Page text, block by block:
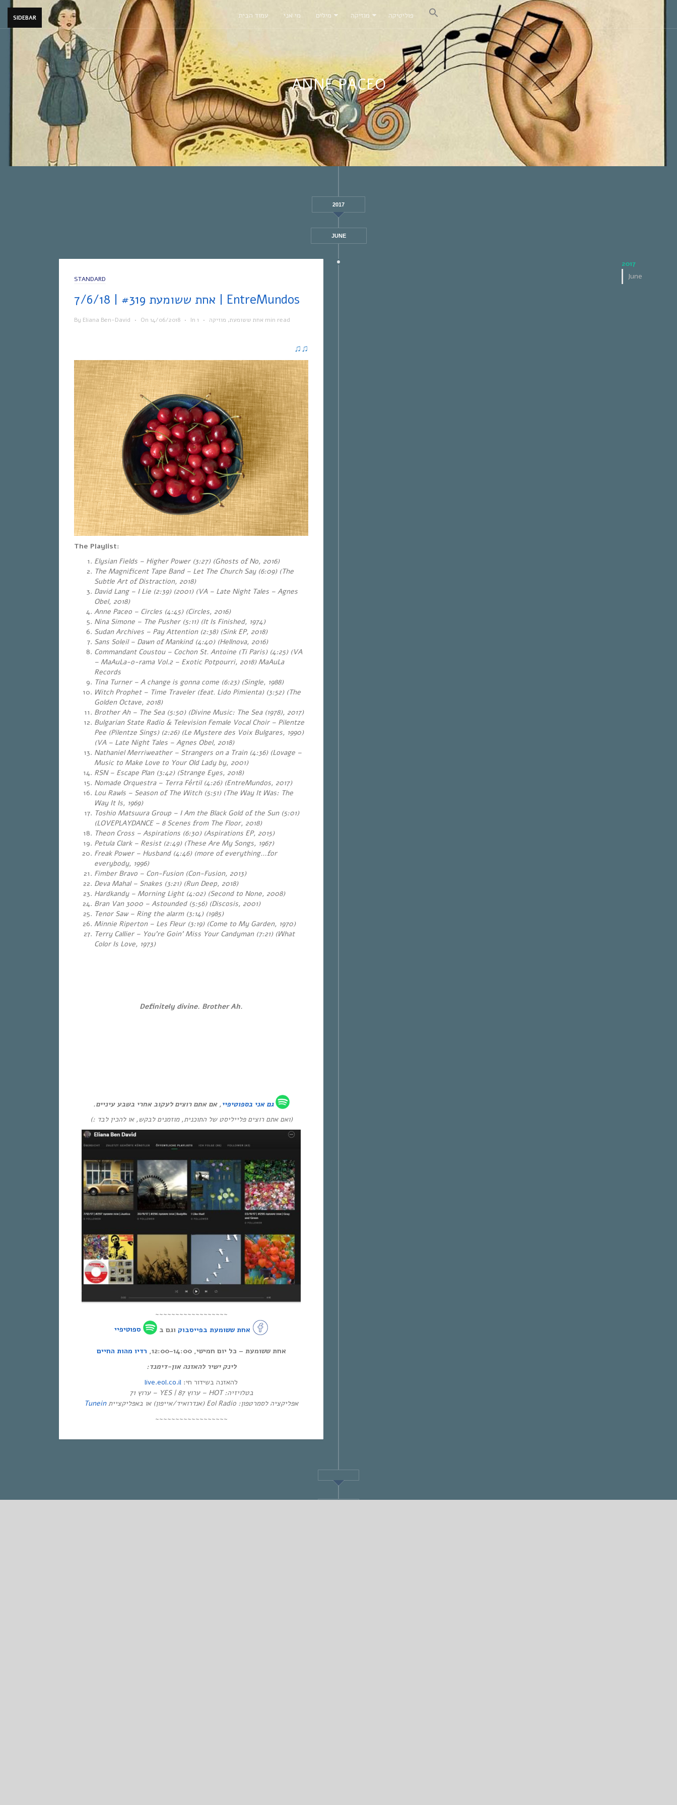
SIDEBAR עמוד הבית מי אני מילים מוזיקה פוליטיקה
ANNE PACEO
2017
JUNE
2017
June
STANDARD
אחת ששומעת #319 | 7/6/18 | EntreMundos
By Eliana Ben-David • On 14/06/2018 • In אחת ששומעת, מוזיקה • 1 min read
♫
♫
The Playlist:
Elysian Fields – Higher Power (3:27) (Ghosts of No, 2016)
The Magnificent Tape Band – Let The Church Say (6:09) (The
Subtle Art of Distraction, 2018)
David Lang – I Lie (2:39) (2001) (VA – Late Night Tales – Agnes
Obel, 2018)
Anne Paceo – Circles (4:45) (Circles, 2016)
Nina Simone – The Pusher (5:11) (It Is Finished, 1974)
Sudan Archives – Pay Attention (2:38) (Sink EP, 2018)
Sans Soleil – Dawn of Mankind (4:40) (Hellnova, 2016)
Commandant Coustou – Cochon St. Antoine (Ti Paris) (4:25) (VA
– MaAuLa-o-rama Vol.2 – Exotic Potpourri, 2018) MaAuLa
Records
Tina Turner – A change is gonna come (6:23) (Single, 1988)
Witch Prophet – Time Traveler (feat. Lido Pimienta) (3:52) (The
Golden Octave, 2018)
Brother Ah – The Sea (5:50) (Divine Music: The Sea (1978), 2017)
Bulgarian State Radio & Television Female Vocal Choir – Pilentze
Pee (Pilentze Sings) (2:26) (Le Mystere des Voix Bulgares, 1990)
(VA – Late Night Tales – Agnes Obel, 2018)
Nathaniel Merriweather – Strangers on a Train (4:36) (Lovage –
Music to Make Love to Your Old Lady by, 2001)
RSN – Escape Plan (3:42) (Strange Eyes, 2018)
Nomade Orquestra – Terra Fértil (4:26) (EntreMundos, 2017)
Lou Rawls – Season of The Witch (5:51) (The Way It Was: The
Way It Is, 1969)
Toshio Matsuura Group – I Am the Black Gold of the Sun (5:01)
(LOVEPLAYDANCE – 8 Scenes from The Floor, 2018)
Theon Cross – Aspirations (6:30) (Aspirations EP, 2015)
Petula Clark – Resist (2:49) (These Are My Songs, 1967)
Freak Power – Husband (4:46) (more of everything…for
everybody, 1996)
Fimber Bravo – Con-Fusion (Con-Fusion, 2013)
Deva Mahal – Snakes (3:21) (Run Deep, 2018)
Hardkandy – Morning Light (4:02) (Second to None, 2008)
Bran Van 3000 – Astounded (5:56) (Discosis, 2001)
Tenor Saw – Ring the alarm (3:14) (1985)
Minnie Riperton – Les Fleur (3:19) (Come to My Garden, 1970)
Terry Callier – You’re Goin’ Miss Your Candyman (7:21) (What
Color Is Love, 1973)
Definitely divine. Brother Ah.
גם אני בספוטיפיי, אם אתם רוצים לעקוב אחרי בשבע עיניים.
(ואם אתם רוצים פלייליסט של התוכנית, מוזמנים לבקש, או להכין לבד :)
~~~~~~~~~~~~~~~~~~
אחת ששומעת בפייסבוק וגם ב ספוטיפיי
אחת ששומעת – כל יום חמישי, 12:00-14:00,
רדיו מהות החיים
לינק ישיר להאזנה און-דימנד:
להאזנה בשידור חי: live.eol.co.il
בטלויזיה: HOT – ערוץ 87 | YES – ערוץ 71
אפליקציה לסמרטפון: Eol Radio (אנדרואיד/אייפון) או באפליקציית
Tunein
~~~~~~~~~~~~~~~~~~